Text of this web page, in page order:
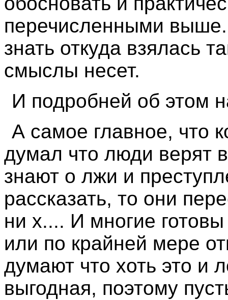
перечисленными
знать откуда взялась
смыслы несет.
И подробней об этом
А самое главное, что
думал что люди верят
знают о лжи и
рассказать, то они
ни х.... И многие
или по крайней мере
думают что хоть это и
выгодная, поэтому